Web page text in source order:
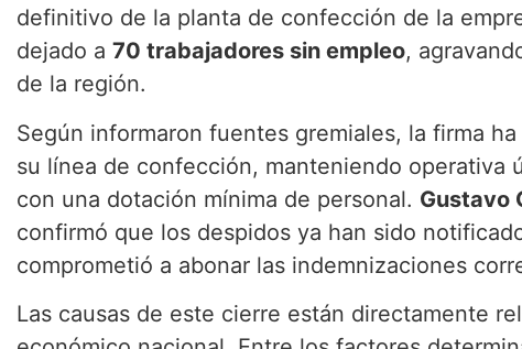
definitivo de la planta de confección de la
dejado a 70 trabajadores sin empleo,
de la región.
Según informaron fuentes gremiales, la firma
su línea de confección, manteniendo operativa
con una dotación mínima de personal. Gustavo
confirmó que los despidos ya han sido
comprometió a abonar las indemnizaciones
Las causas de este cierre están directamente